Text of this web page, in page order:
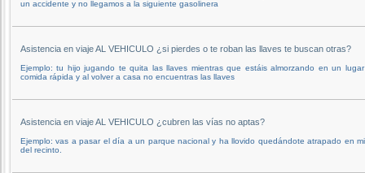
un accidente y no llegamos a la siguiente gasolinera
Asistencia en viaje AL VEHICULO ¿si pierdes o te roban las llaves te buscan otras?
Ejemplo: tu hijo jugando te quita las llaves mientras que estáis almorzando en un
comida rápida y al volver a casa no encuentras las llaves
Asistencia en viaje AL VEHICULO ¿cubren las vías no aptas?
Ejemplo: vas a pasar el día a un parque nacional y ha llovido quedándote atrapado en
del recinto.